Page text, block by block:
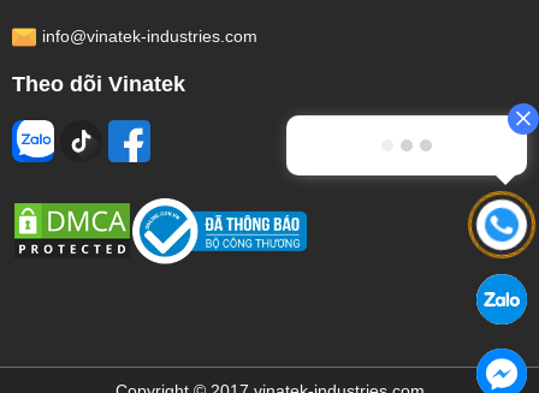
info@vinatek-industries.com
Theo dõi Vinatek